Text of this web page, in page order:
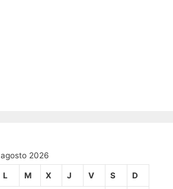
agosto 2026
L M X J V S D